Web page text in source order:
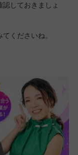
しておきましょ
くださいね。